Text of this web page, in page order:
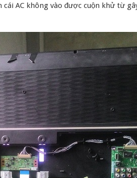
AC không vào được cuộn khử từ